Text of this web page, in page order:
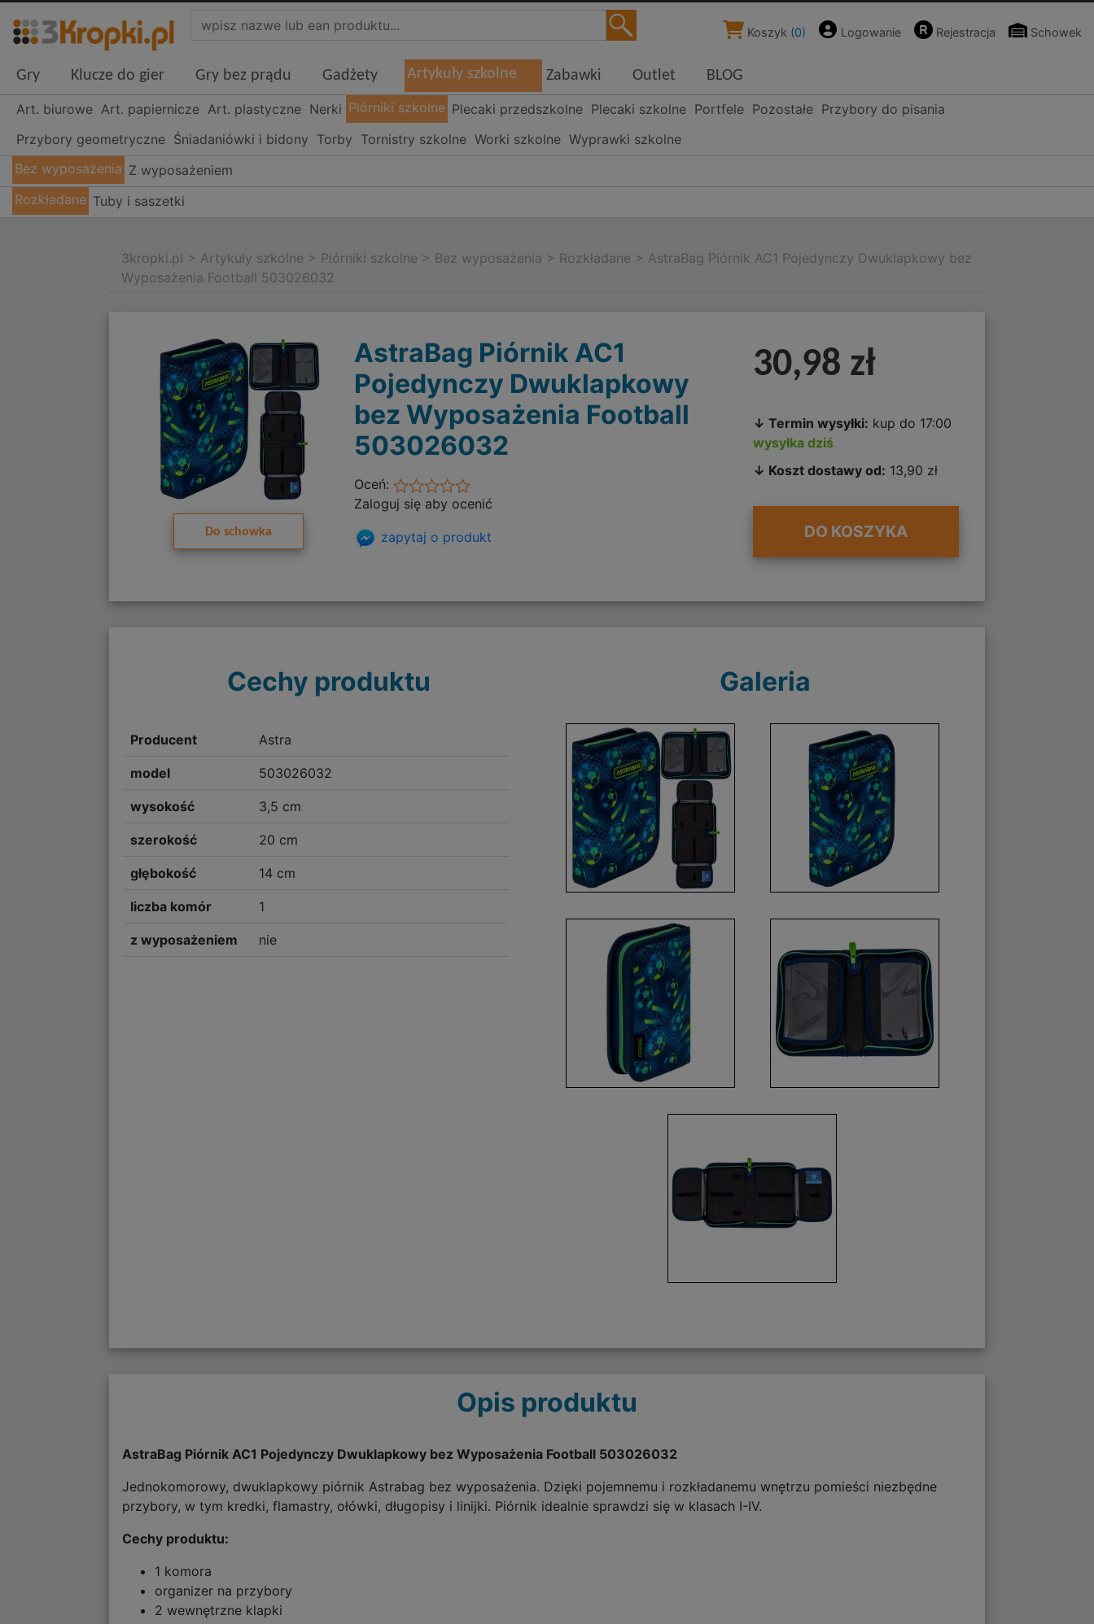
Koszyk (0) Logowanie Rejestracja Schowek
Gry Klucze do gier Gry bez prądu Gadżety Artykuły szkolne Zabawki Outlet BLOG
Art. biurowe Art. papiernicze Art. plastyczne Nerki Piórniki szkolne Plecaki przedszkolne Plecaki szkolne Portfele Pozostałe Przybory do pisania
Przybory geometryczne Śniadaniówki i bidony Torby Tornistry szkolne Worki szkolne Wyprawki szkolne
Bez wyposażenia Z wyposażeniem
Rozkładane Tuby i saszetki
3kropki.pl > Artykuły szkolne > Piórniki szkolne > Bez wyposażenia > Rozkładane > AstraBag Piórnik AC1 Pojedynczy Dwuklapkowy bez
Wyposażenia Football 503026032
Do schowka
AstraBag Piórnik AC1
Pojedynczy Dwuklapkowy
bez Wyposażenia Football
503026032
Oceń:
Zaloguj się aby ocenić
zapytaj o produkt
30,98 zł
↓ Termin wysyłki: kup do 17:00
wysyłka dziś
↓ Koszt dostawy od: 13,90 zł
DO KOSZYKA
Cechy produktu
Producent Astra
model 503026032
wysokość 3,5 cm
szerokość 20 cm
głębokość 14 cm
liczba komór 1
z wyposażeniem nie
Galeria
Opis produktu
AstraBag Piórnik AC1 Pojedynczy Dwuklapkowy bez Wyposażenia Football 503026032
Jednokomorowy, dwuklapkowy piórnik Astrabag bez wyposażenia. Dzięki pojemnemu i rozkładanemu wnętrzu pomieści niezbędne
przybory, w tym kredki, flamastry, ołówki, długopisy i linijki. Piórnik idealnie sprawdzi się w klasach I-IV.
Cechy produktu:
1 komora
organizer na przybory
2 wewnętrzne klapki